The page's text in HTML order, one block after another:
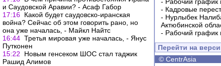
и Саудовской Аравии? - Асаф Габор
17:16 Какой будет саудовско-иранская
война? Сейчас об этом говорить рано, но
она уже началась, - Майкл Найтс
16:44 Третья мировая уже началась, - Янус
Путконен
15:22
Новым генсеком ШОС стал таджик
Рашид Алимов
- Кадровые
- Нурлыбек
Актюбинской
- Рабочий график
Перейти на
© CentrAsia